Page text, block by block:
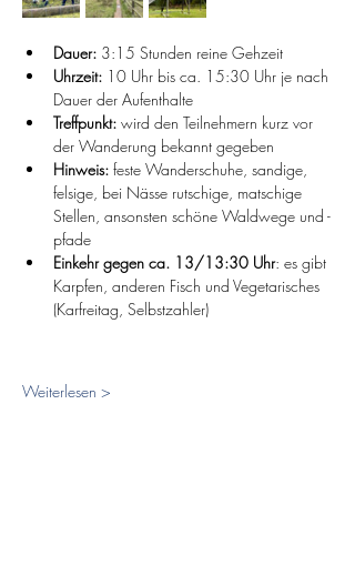
Dauer: 3:15 Stunden reine Gehzeit
Uhrzeit: 10 Uhr bis ca. 15:30 Uhr je nach
Dauer der Aufenthalte
Treffpunkt: wird den Teilnehmern kurz vor
der Wanderung bekannt gegeben
Hinweis: feste Wanderschuhe, sandige,
felsige, bei Nässe rutschige, matschige
Stellen, ansonsten schöne Waldwege und -
pfade
Einkehr gegen ca. 13/13:30 Uhr: es gibt
Karpfen, anderen Fisch und Vegetarisches
(Karfreitag, Selbstzahler)
Weiterlesen >